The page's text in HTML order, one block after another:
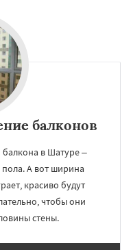
балконов
балкона в Шатуре –
А вот ширина
красиво будут
чтобы они
стены.